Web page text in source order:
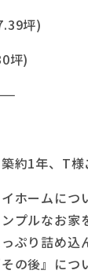
坪)
坪)
約1年、T様
ホームにつ
プルなお家
ぷり詰め込
の後』につ